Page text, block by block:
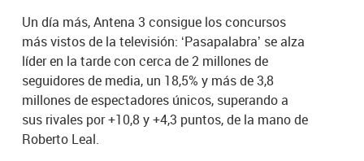
Un día más, Antena 3 consigue los concursos
más vistos de la televisión: ‘Pasapalabra’ se alza
líder en la tarde con cerca de 2 millones de
seguidores de media, un 18,5% y más de 3,8
millones de espectadores únicos, superando a
sus rivales por +10,8 y +4,3 puntos, de la mano de
Roberto Leal.